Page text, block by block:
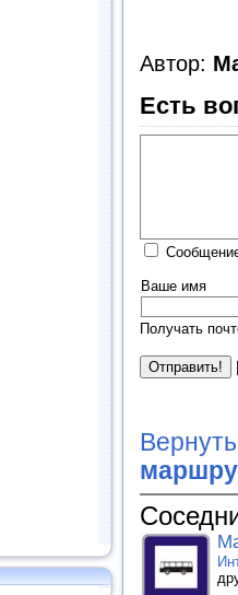
Автор:
Есть
Ваше имя
Получать